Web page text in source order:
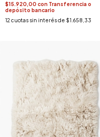
$15.920,00 con Transferencia o
depósito bancario
12 cuotas sin interés de $1.658,33